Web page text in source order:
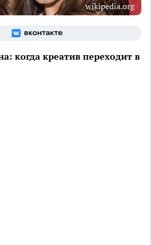
wikipedia.org
когда креатив переходит в